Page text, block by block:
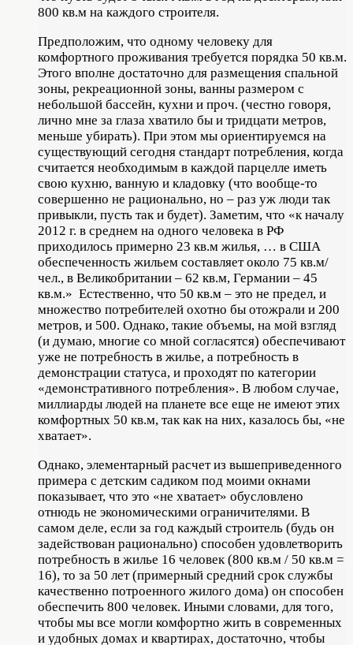
800 кв.м на каждого строителя.
Предположим, что одному человеку для
комфортного проживания требуется порядка 50 кв.м.
Этого вполне достаточно для размещения спальной
зоны, рекреационной зоны, ванны размером с
небольшой бассейн, кухни и проч. (честно говоря,
лично мне за глаза хватило бы и тридцати метров,
меньше убирать). При этом мы ориентируемся на
существующий сегодня стандарт потребления, когда
считается необходимым в каждой парцелле иметь
свою кухню, ванную и кладовку (что вообще-то
совершенно не рационально, но – раз уж люди так
привыкли, пусть так и будет). Заметим, что «к началу
2012 г. в среднем на одного человека в РФ
приходилось примерно 23 кв.м жилья, … в США
обеспеченность жильем составляет около 75 кв.м/
чел., в Великобритании – 62 кв.м, Германии – 45
кв.м.» Естественно, что 50 кв.м – это не предел, и
множество потребителей охотно бы отожрали и 200
метров, и 500. Однако, такие объемы, на мой взгляд
(и думаю, многие со мной согласятся) обеспечивают
уже не потребность в жилье, а потребность в
демонстрации статуса, и проходят по категории
«демонстративного потребления». В любом случае,
миллиарды людей на планете все еще не имеют этих
комфортных 50 кв.м, так как на них, казалось бы, «не
хватает».
Однако, элементарный расчет из вышеприведенного
примера с детским садиком под моими окнами
показывает, что это «не хватает» обусловлено
отнюдь не экономическими ограничителями. В
самом деле, если за год каждый строитель (будь он
задействован рационально) способен удовлетворить
потребность в жилье 16 человек (800 кв.м / 50 кв.м =
16), то за 50 лет (примерный средний срок службы
качественно потроенного жилого дома) он способен
обеспечить 800 человек. Иными словами, для того,
чтобы мы все могли комфортно жить в современных
и удобных домах и квартирах, достаточно, чтобы